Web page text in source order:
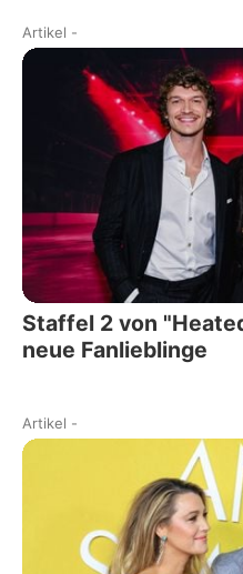
Artikel -
Staffel 2 von
neue Fanlieblinge
Artikel -